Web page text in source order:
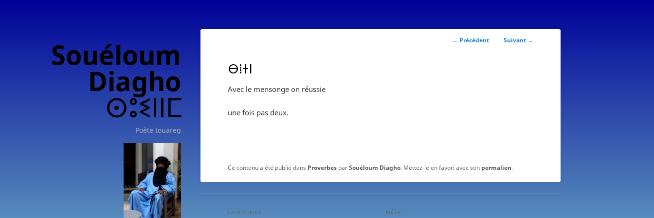
Souéloum
Diagho
ⵙⵓⵉⵏⵏⵎ
Poète touareg
Navigation
← Précédent Suivant →
ⴱⵂⵜⵏ
Avec le mensonge on réussie
une fois pas deux.
Ce contenu a été publié dans Proverbes parSouéloum Diagho. Mettez-le en favori avec son permalien.
CATÉGORIES MÉTA